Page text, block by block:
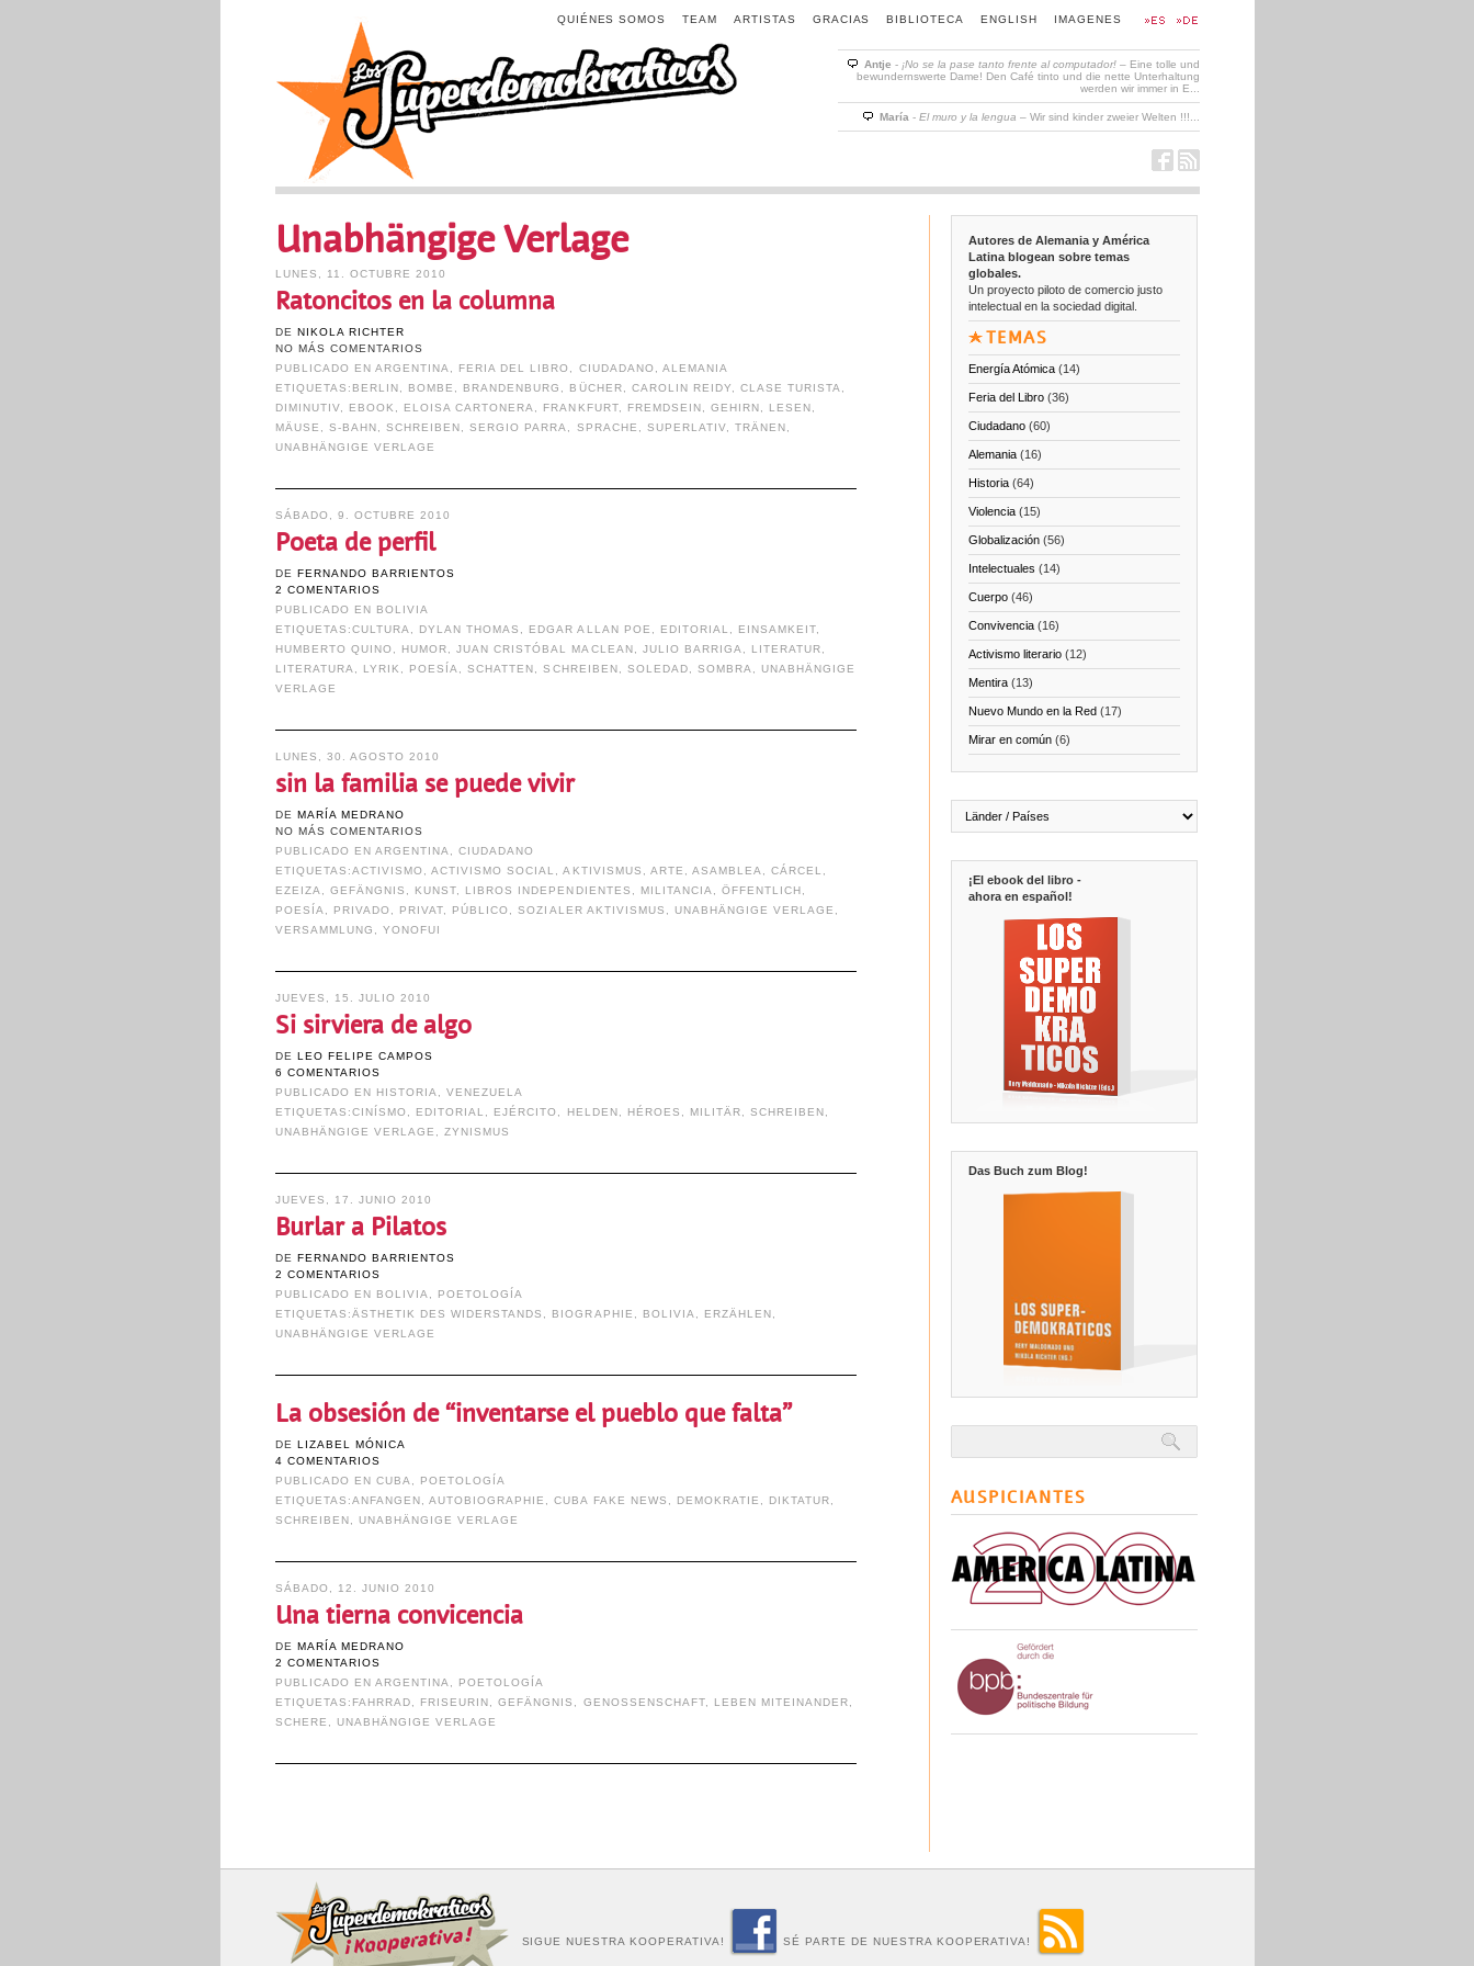
IMAGENES
ENGLISH
BIBLIOTECA
GRACIAS
ARTISTAS
TEAM
QUIÉNES SOMOS
Antje - ¡No se la pase tanto frente al computador!– Eine tolle und
bewundernswerte Dame! Den Café tinto und die nette Unterhaltung
werden wir immer in E...
María - El muro y la lengua – Wir sind kinder zweier Welten !!!...
Unabhängige Verlage
LUNES, 11. OCTUBRE 2010
Ratoncitos en la columna
DE NIKOLA RICHTER
NO MÁS COMENTARIOS
PUBLICADO EN ARGENTINA FERIA DEL LIBRO CIUDADANO
ALEMANIA
ETIQUETAS: BERLIN BOMBE BRANDENBURG BÜCHER CAROLIN REIDY ,CLASE TURISTA
DIMINUTIV, EBOOK ELOISA CARTONERA FRANKFURT, FREMDSEIN GEHIRN LESEN
MÄUSE
S-BAHN SCHREIBEN ,SERGIO PARRA SPRACHE SUPERLATIV ,TRÄNEN
UNABHÄNGIGE VERLAGE
SÁBADO, 9. OCTUBRE 2010
Poeta de perfil
DE FERNANDO BARRIENTOS
2 COMENTARIOS
PUBLICADO EN BOLIVIA
ETIQUETAS:CULTURA DYLAN THOMAS EDGAR ALLAN POE EDITORIAL EINSAMKEIT
HUMBERTO QUINO
HUMOR ,JUAN CRISTÓBAL MACLEAN JULIO BARRIGA LITERATUR
LITERATURA
LYRIK POESÍA ,SCHATTEN ,SCHREIBEN SOLEDAD SOMBRA ,UNABHÄNGIGE
VERLAGE
LUNES, 30. AGOSTO 2010
sin la familia se puede vivir
DE MARÍA MEDRANO
NO MÁS COMENTARIOS
PUBLICADO EN ARGENTINA ,CIUDADANO
ETIQUETAS:ACTIVISMO ,ACTIVISMO SOCIAL ,AKTIVISMUS ARTE ASAMBLEA ,CÁRCEL
EZEIZA
GEFÄNGNIS KUNST LIBROS INDEPENDIENTES MILITANCIA ,ÖFFENTLICH
POESÍA
PRIVADO PRIVAT PÚBLICO ,SOZIALER AKTIVISMUS UNABHÄNGIGE VERLAGE
VERSAMMLUNG
YONOFUI
JUEVES, 15. JULIO 2010
Si sirviera de algo
DE LEO FELIPE CAMPOS
6 COMENTARIOS
PUBLICADO EN HISTORIA ,VENEZUELA
ETIQUETAS:CINÍSMO EDITORIAL EJÉRCITO HELDEN HÉROES MILITÄR ,SCHREIBEN
UNABHÄNGIGE VERLAGE
,ZYNISMUS
JUEVES, 17. JUNIO 2010
Burlar a Pilatos
DE FERNANDO BARRIENTOS
2 COMENTARIOS
PUBLICADO EN BOLIVIA
POETOLOGÍA
ETIQUETAS:ÄSTHETIK DES WIDERSTANDS BIOGRAPHIE BOLIVIA ERZÄHLEN
UNABHÄNGIGE VERLAGE
La obsesión de “inventarse el pueblo que falta”
DE LIZABEL MÓNICA
4 COMENTARIOS
PUBLICADO EN CUBA
POETOLOGÍA
ETIQUETAS:ANFANGEN ,AUTOBIOGRAPHIE ,CUBA FAKE NEWS DEMOKRATIE DIKTATUR
SCHREIBEN
UNABHÄNGIGE VERLAGE
SÁBADO, 12. JUNIO 2010
Una tierna convicencia
DE MARÍA MEDRANO
2 COMENTARIOS
PUBLICADO EN ARGENTINA
POETOLOGÍA
ETIQUETAS: FAHRRAD FRISEURIN ,GEFÄNGNIS GENOSSENSCHAFT, LEBEN MITEINANDER
SCHERE
UNABHÄNGIGE VERLAGE
Autores de Alemania y América
Latina blogean sobre temas
globales.
Un proyecto piloto de comercio justo
intelectual en la sociedad digital.
TEMAS
Energía Atómica(14)
Feria del Libro(36)
Ciudadano(60)
Alemania(16)
Historia(64)
Violencia(15)
Globalización(56)
Intelectuales (14)
Cuerpo(46)
Convivencia(16)
Activismo literario(12)
Mentira(13)
Nuevo Mundo en la Red(17)
Mirar en común(6)
¡El ebook del libro -
ahora en español!
Das Buch zum Blog!
AUSPICIANTES
SIGUE NUESTRA KOOPERATIVA! SÉ PARTE DE NUESTRA KOOPERATIVA!